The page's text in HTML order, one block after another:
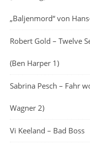
„Baljenmord“ von
Robert Gold – Twelve
(Ben Harper 1)
Sabrina Pesch – Fahr
Wagner 2)
Vi Keeland – Bad Boss